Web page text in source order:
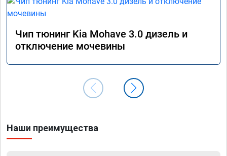
Чип тюнинг Kia Mohave 3.0 дизель и
отключение мочевины
Наши преимущества